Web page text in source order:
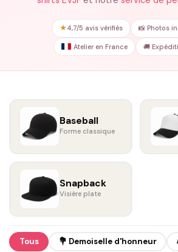
★4,7/5 avis vérifiés 📸 Photos
Atelier en France 🚚
Baseball
Forme classique
Snapback
Visière plate
Tous 💐 Demoiselle d'honneur